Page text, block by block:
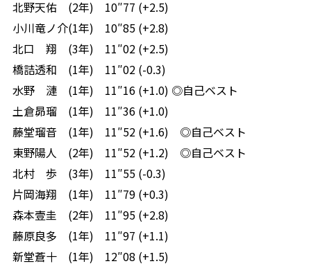
北野天佑 (2年) 10″77 (+2.5)
小川竜ノ介(1年) 10″85 (+2.8)
北口 翔 (3年) 11″02 (+2.5)
橋詰透和 (1年) 11″02 (-0.3)
水野 漣 (1年) 11″16 (+1.0) ◎自己ベスト
土倉昴瑠 (1年) 11″36 (+1.0)
藤堂瑠音 (1年) 11″52 (+1.6) ◎自己ベスト
東野陽人 (2年) 11″52 (+1.2) ◎自己ベスト
北村 歩 (3年) 11″55 (-0.3)
片岡海翔 (1年) 11″79 (+0.3)
森本壹圭 (2年) 11″95 (+2.8)
藤原良多 (1年) 11″97 (+1.1)
新堂蒼十 (1年) 12″08 (+1.5)